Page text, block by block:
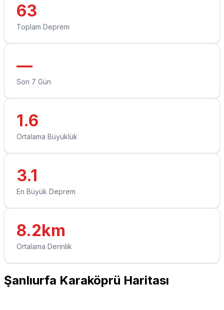
63
Toplam Deprem
—
Son 7 Gün
1.6
Ortalama Büyüklük
3.1
En Büyük Deprem
8.2km
Ortalama Derinlik
Şanlıurfa Karaköprü Haritası